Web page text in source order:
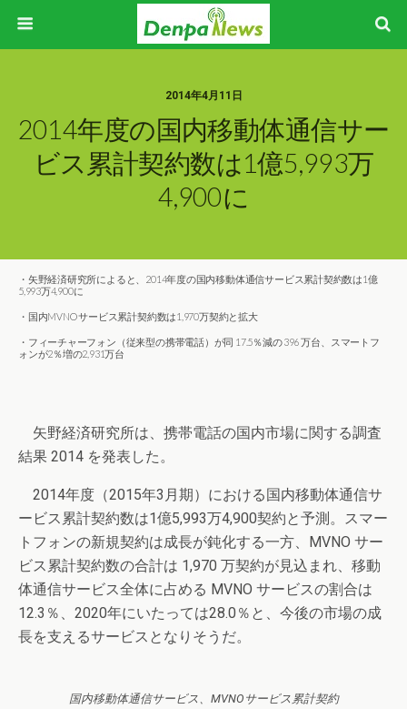
2014年4月11日
2014年度の国内移動体通信サー
ビス累計契約数は1億5,993万
4,900に
・矢野経済研究所によると、2014年度の国内移動体通信サービス累計契約数は1億
5,993万4,900に
・国内MVNO サービス累計契約数は1,970万契約と拡大
・フィーチャーフォン（従来型の携帯電話）が同 17.5％減の 396 万台、スマートフ
ォンが2％増の2,931万台
矢野経済研究所は、携帯電話の国内市場に関する調査
結果 2014 を発表した。
2014年度（2015年3月期）における国内移動体通信サ
ービス累計契約数は1億5,993万4,900契約と予測。スマー
トフォンの新規契約は成長が鈍化する一方、MVNO サー
ビス累計契約数の合計は 1,970 万契約が見込まれ、移動
体通信サービス全体に占める MVNO サービスの割合は
12.3％、2020年にいたっては28.0％と、今後の市場の成
長を支えるサービスとなりそうだ。
国内移動体通信サービス、MVNOサービス累計契約